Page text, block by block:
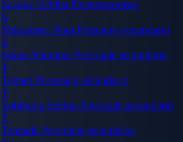
Sasuke Uchiha Deuteragonista
S
Shikamaru Nara Personaje secundario
S
Shino Aburame Personaje secundario
T
Temari Personaje secundario
T
Tobirama Senjuu Personaje secundario
T
Tsunade Personaje secundario